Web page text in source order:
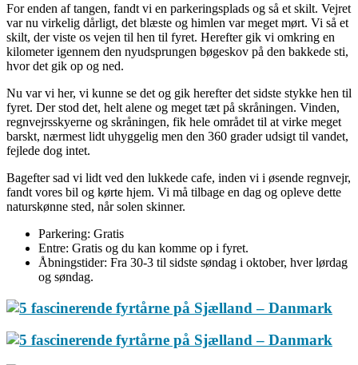
For enden af tangen, fandt vi en parkeringsplads og så et skilt. Vejret
var nu virkelig dårligt, det blæste og himlen var meget mørt. Vi så et
skilt, der viste os vejen til hen til fyret. Herefter gik vi omkring en
kilometer igennem den nyudsprungen bøgeskov på den bakkede sti,
hvor det gik op og ned.
Nu var vi her, vi kunne se det og gik herefter det sidste stykke hen til
fyret. Der stod det, helt alene og meget tæt på skråningen. Vinden,
regnvejrsskyerne og skråningen, fik hele området til at virke meget
barskt, nærmest lidt uhyggelig men den 360 grader udsigt til vandet,
fejlede dog intet.
Bagefter sad vi lidt ved den lukkede cafe, inden vi i øsende regnvejr,
fandt vores bil og kørte hjem. Vi må tilbage en dag og opleve dette
naturskønne sted, når solen skinner.
Parkering: Gratis
Entre: Gratis og du kan komme op i fyret.
Åbningstider: Fra 30-3 til sidste søndag i oktober, hver lørdag
og søndag.